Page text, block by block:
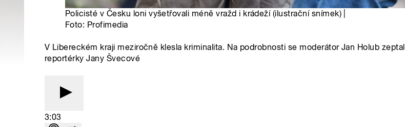
Policisté v Česku loni vyšetřovali méně vražd i krádeží (ilustrační snímek) |
Foto: Profimedia
V Libereckém kraji meziročně klesla kriminalita. Na podrobnosti se moderátor Jan Holub zeptal
reportérky Jany Švecové
3:03